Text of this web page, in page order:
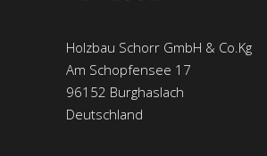
Holzbau Schorr GmbH & Co.Kg
Am Schopfensee 17
96152 Burghaslach
Deutschland